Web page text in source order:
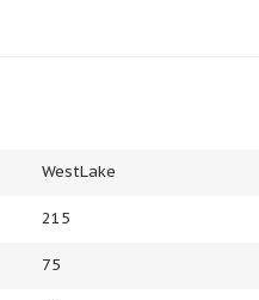
WestLake
215
75